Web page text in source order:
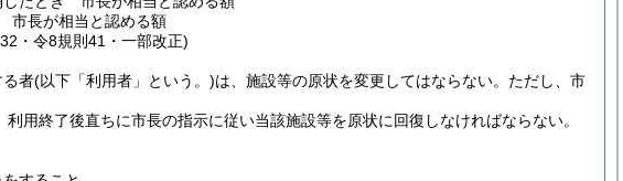
市長が相当と認める額
・令8規則41・一部改正)
る者(以下「利用者」という。)は、施設等の原状を変更してはならない。 ただし、市
用終了後直ちに市長の指示に従い当該施設等を原状に回復しなければならない。